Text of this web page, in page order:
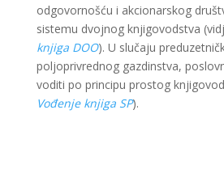
odgovornošću i akcionarskog
sistemu dvojnog knjigovodstva
knjiga DOO). U slučaju
poljoprivrednog gazdinstva,
voditi po principu prostog
Vođenje knjiga SP).